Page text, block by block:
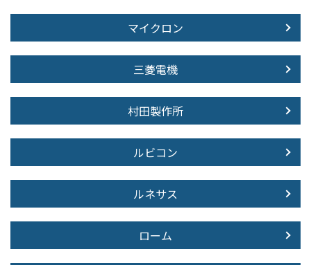
マイクロン
三菱電機
村田製作所
ルビコン
ルネサス
ローム